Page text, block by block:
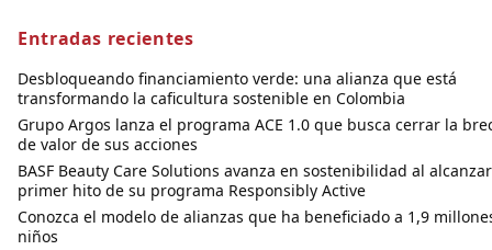
Entradas recientes
Desbloqueando financiamiento verde: una alianza que está
transformando la caficultura sostenible en Colombia
Grupo Argos lanza el programa ACE 1.0 que busca cerrar la
de valor de sus acciones
BASF Beauty Care Solutions avanza en sostenibilidad al
primer hito de su programa Responsibly Active
Conozca el modelo de alianzas que ha beneficiado a 1,9
niños